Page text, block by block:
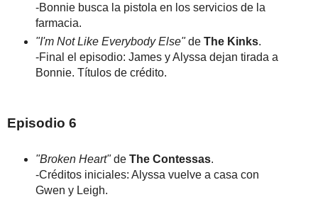
-Bonnie busca la pistola en los servicios de la
farmacia.
"I'm Not Like Everybody Else"de The Kinks.
-Final el episodio: James y Alyssa dejan tirada a
Bonnie. Títulos de crédito.
Episodio 6
"Broken Heart"de The Contessas.
-Créditos iniciales: Alyssa vuelve a casa con
Gwen y Leigh.